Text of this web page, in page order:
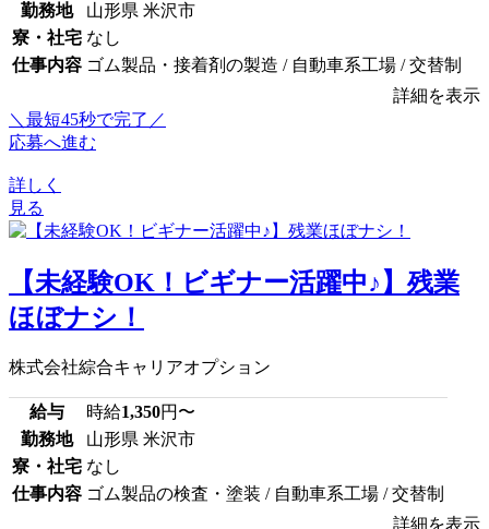
勤務地
山形県 米沢市
寮・社宅 なし
仕事内容 ゴム製品・接着剤の製造 / 自動車系工場 / 交替制
詳細を表示
＼最短45秒で完了／
応募へ進む
詳しく
見る
【未経験OK！ビギナー活躍中♪】残業
ほぼナシ！
株式会社綜合キャリアオプション
給与 時給1,350円〜
勤務地
山形県 米沢市
寮・社宅 なし
仕事内容 ゴム製品の検査・塗装 / 自動車系工場 / 交替制
詳細を表示